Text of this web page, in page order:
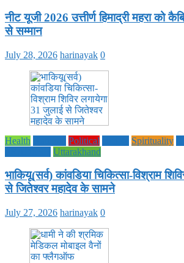
नीट यूजी 2026 उत्तीर्ण हिमाद्री महरा को
से सम्मान
July 28, 2026 harinayak 0
Health Political Spirituality
Uttarakhand
भाकियू(सर्व) कांवडिया चिकित्सा-विश्राम
से जितेश्वर महादेव के सामने
July 27, 2026 harinayak 0